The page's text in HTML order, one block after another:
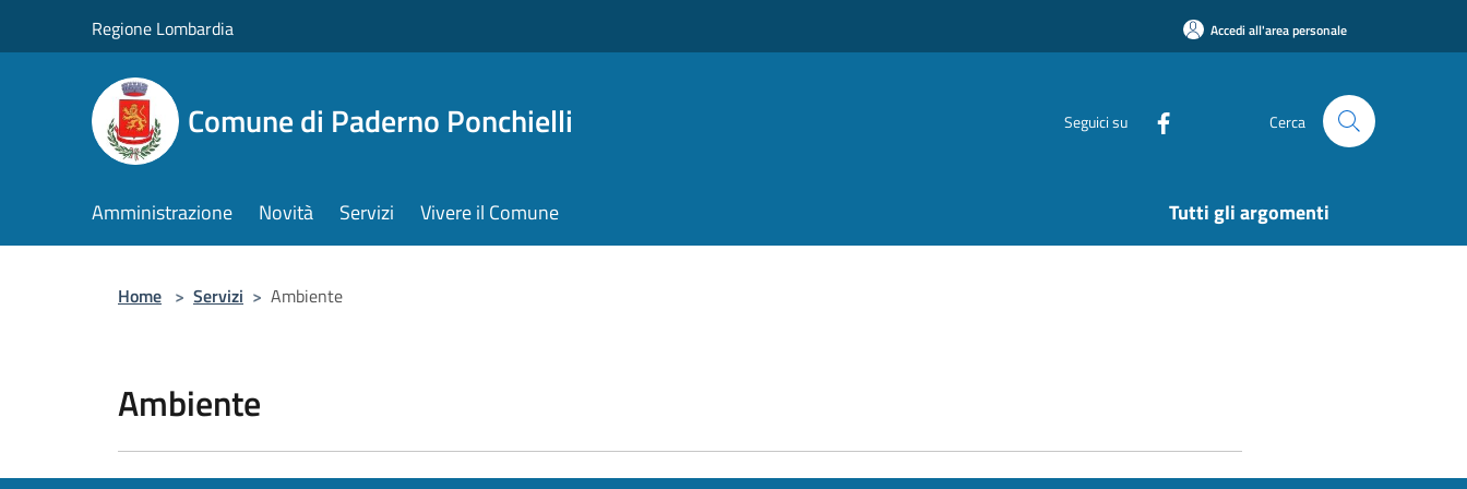
Regione Lombardia Accedi all'area personale
Comune di Paderno Ponchielli Seguici su Cerca
Amministrazione Novità Servizi Vivere il Comune Tutti gli argomenti
Home > Servizi > Ambiente
Ambiente